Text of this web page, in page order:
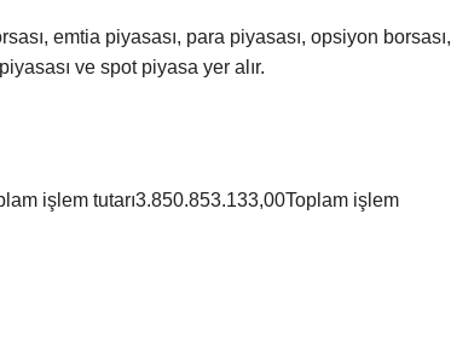
emtia piyasası, para piyasası, opsiyon borsası,
ve spot piyasa yer alır.
işlem tutarı3.850.853.133,00Toplam işlem